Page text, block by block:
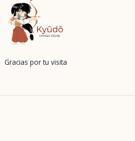
Gracias por tu visita